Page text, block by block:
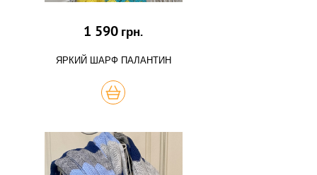
1 590 грн.
ЯРКИЙ ШАРФ ПАЛАНТИН
КУПИТЬ